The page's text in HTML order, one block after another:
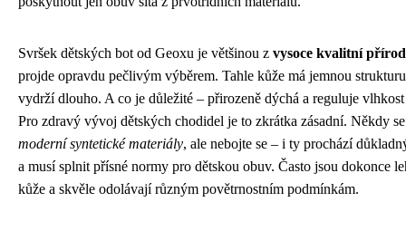
Svršek dětských bot od Geoxu je většinou z vysoce kvalitní
projde opravdu pečlivým výběrem. Tahle kůže má jemnou
vydrží dlouho. A co je důležité – přirozeně dýchá a reguluje
Pro zdravý vývoj dětských chodidel je to zkrátka zásadní. Někdy
moderní syntetické materiály, ale nebojte se – i ty prochází
a musí splnit přísné normy pro dětskou obuv. Často jsou dokonce
kůže a skvěle odolávají různým povětrnostním podmínkám.